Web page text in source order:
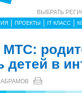
ВЫБРАТЬ
ПРОЕКТЫ IT КЛАСС
МТС:
детей в